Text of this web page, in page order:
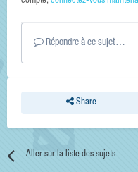
Répondre à ce sujet…
Share
Aller sur la liste des sujets